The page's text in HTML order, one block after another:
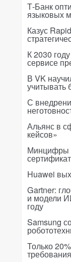
Т-Банк
языковых
Казус
К 2030
сервисе
В VK
учитывать
С
Альянс в
кейсов»
Минцифры
Huawei
Gartner:
и модели
году
Samsung
Только